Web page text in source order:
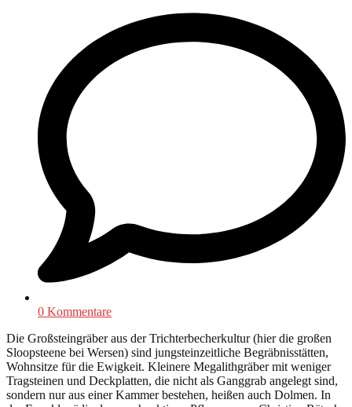
0 Kommentare
Die Großsteingräber aus der Trichterbecherkultur (hier die großen
Sloopsteene bei Wersen) sind jungsteinzeitliche Begräbnisstätten,
Wohnsitze für die Ewigkeit. Kleinere Megalithgräber mit weniger
Tragsteinen und Deckplatten, die nicht als Ganggrab angelegt sind,
sondern nur aus einer Kammer bestehen, heißen auch Dolmen. In